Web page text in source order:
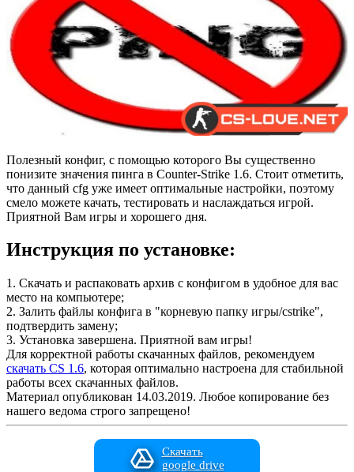
Полезный конфиг, с помощью которого Вы существенно
понизите значения пинга в Counter-Strike 1.6. Стоит отметить,
что данный cfg уже имеет оптимальные настройки, поэтому
смело можете качать, тестировать и наслаждаться игрой.
Приятной Вам игры и хорошего дня.
Инструкция по установке:
1. Скачать и распаковать архив с конфигом в удобное для вас
место на компьютере;
2. Залить файлы конфига в "корневую папку игры/cstrike",
подтвердить замену;
3. Установка завершена. Приятной вам игры!
Для корректной работы скачанных файлов, рекомендуем
скачать CS 1.6, которая оптимально настроена для стабильной
работы всех скачанных файлов.
Материал опубликован 14.03.2019. Любое копирование без
нашего ведома строго запрещено!
Скачать
google drive